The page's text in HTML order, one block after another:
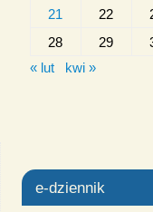
21
22
28
29
« lut
kwi »
e-dziennik